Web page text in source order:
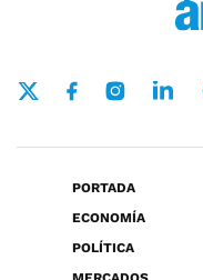
PORTADA
ECONOMÍA
POLÍTICA